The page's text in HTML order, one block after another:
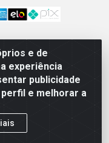
e de
experiência
publicidade
e melhorar a
LTDA - CNPJ:
Júnior, 1045 -
- CEP 21020-124